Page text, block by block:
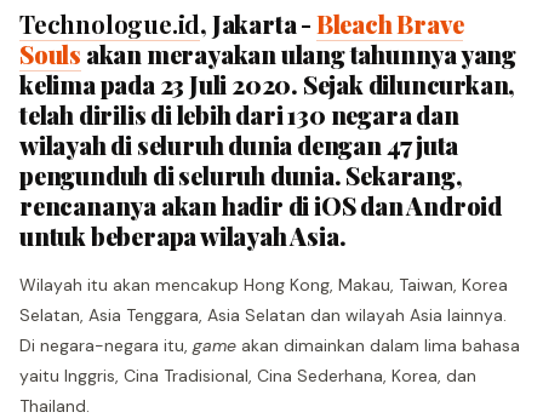
Technologue.id, Jakarta -Bleach Brave
Souls akan merayakan ulang tahunnya yang
kelima pada 23 Juli 2020. Sejak diluncurkan,
telah dirilis di lebih dari 130 negara dan
wilayah di seluruh dunia dengan 47 juta
pengunduh di seluruh dunia. Sekarang,
rencananya akan hadir di iOS dan Android
untuk beberapa wilayah Asia.
Wilayah itu akan mencakup Hong Kong, Makau, Taiwan, Korea
Selatan, Asia Tenggara, Asia Selatan dan wilayah Asia lainnya.
Di negara-negara itu, game akan dimainkan dalam lima bahasa
yaitu Inggris, Cina Tradisional, Cina Sederhana, Korea, dan
Thailand.